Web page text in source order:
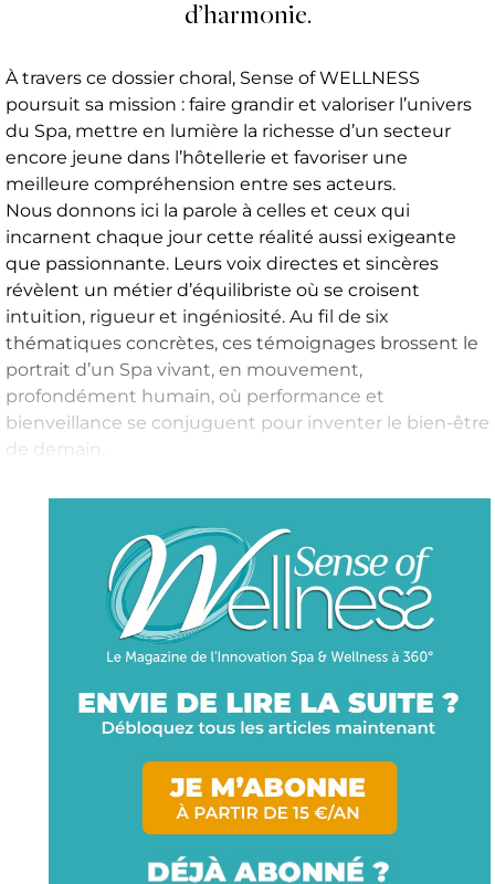
d’harmonie.
À travers ce dossier choral, Sense of WELLNESS
poursuit sa mission : faire grandir et valoriser l’univers
du Spa, mettre en lumière la richesse d’un secteur
encore jeune dans l’hôtellerie et favoriser une
meilleure compréhension entre ses acteurs.
Nous donnons ici la parole à celles et ceux qui
incarnent chaque jour cette réalité aussi exigeante
que passionnante. Leurs voix directes et sincères
révèlent un métier d’équilibriste où se croisent
intuition, rigueur et ingéniosité. Au fil de six
thématiques concrètes, ces témoignages brossent le
portrait d’un Spa vivant, en mouvement,
profondément humain, où performance et
bienveillance se conjuguent pour inventer le bien-être
de demain.